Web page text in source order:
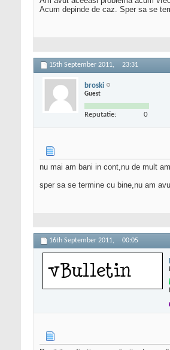
Acum depinde de caz. Sper sa se
15th September 2011, 23:31
broski
Guest
Reputatie: 0
nu mai am bani in cont,nu de mult
sper sa se termine cu bine,nu am
16th September 2011, 00:05